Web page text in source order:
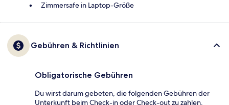
Zimmersafe in Laptop-Größe
Gebühren & Richtlinien
Obligatorische Gebühren
Du wirst darum gebeten, die folgenden Gebühren der
Unterkunft beim Check-in oder Check-out zu zahlen.